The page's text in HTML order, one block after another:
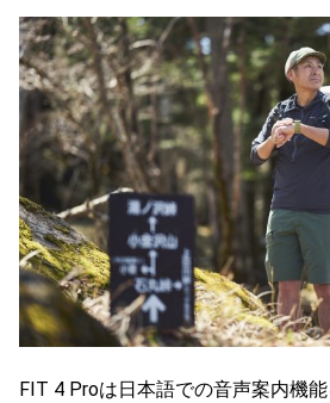
FIT 4 Proは日本語での音声案内機